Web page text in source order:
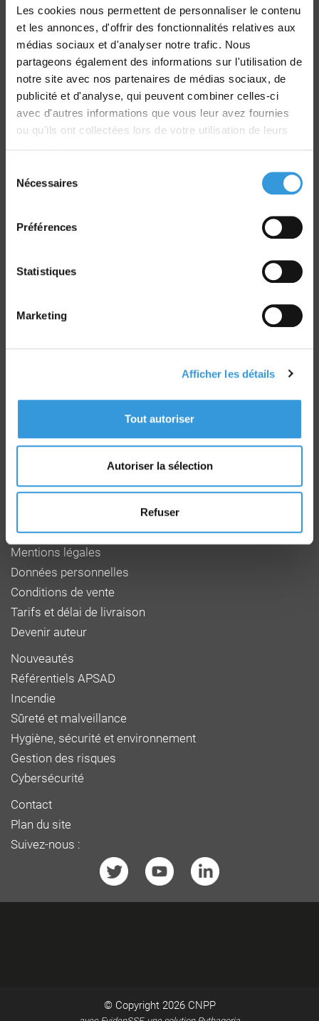
Les cookies nous permettent de personnaliser le contenu
et les annonces, d'offrir des fonctionnalités relatives aux
médias sociaux et d'analyser notre trafic. Nous
partageons également des informations sur l'utilisation de
notre site avec nos partenaires de médias sociaux, de
publicité et d'analyse, qui peuvent combiner celles-ci
avec d'autres informations que vous leur avez fournies
ou qu'ils ont collectées lors de votre utilisation de leurs
Nécessaires
Préférences
Statistiques
Marketing
Afficher les détails
Tout autoriser
Autoriser la sélection
Refuser
Livraison
dans le monde entier
Route de la Chapelle Réanville
Tél : 02 32 53 64 34
www.faceaurisque.com
Qui sommes-nous
Mentions légales
Données personnelles
Conditions de vente
Tarifs et délai de livraison
Devenir auteur
Nouveautés
Référentiels APSAD
Incendie
Sûreté et malveillance
Hygiène, sécurité et environnement
Gestion des risques
Cybersécurité
Contact
Plan du site
Suivez-nous :
© Copyright 2026 CNPP